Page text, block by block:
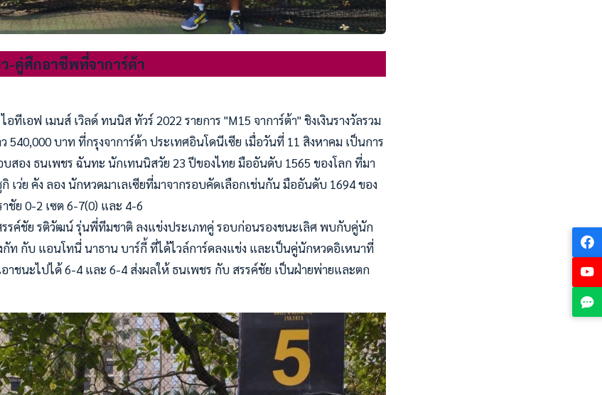
-คู่ศึกอาชีพที่จาการ์ต้า
ทีเอฟ เมนส์ เวิลด์ ทนนิส ทัวร์ 2022 รายการ "M15 จาการ์ต้า" ชิงเงินรางวัลรวม
540,000 บาท ที่กรุงจาการ์ต้า ประเทศอินโดนีเซีย เมื่อวันที่ 11 สิงหาคม เป็นการ
บสอง ธนเพชร ฉันทะ นักเทนนิสวัย 23 ปีของไทย มืออันดับ 1565 ของโลก ที่มา
เว่ย คัง ลอง นักหวดมาเลเซียที่มาจากรอบคัดเลือกเช่นกัน มืออันดับ 1694 ของ
ชัย 0-2 เซต 6-7(0) และ 4-6
รค์ชัย รติวัฒน์ รุ่นพี่ทีมชาติ ลงแข่งประเภทคู่ รอบก่อนรองชนะเลิศ พบกับคู่นัก
กัท กับ แอนโทนี่ นาธาน บาร์กี้ ที่ได้ไวล์การ์ดลงแข่ง และเป็นคู่นักหวดอิเหนาที่
อาชนะไปได้ 6-4 และ 6-4 ส่งผลให้ ธนเพชร กับ สรรค์ชัย เป็นฝ่ายพ่ายและตก